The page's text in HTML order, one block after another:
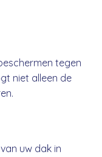
tegen
niet alleen de
uw dak in